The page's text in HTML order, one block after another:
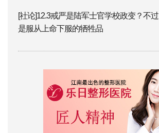
[社论]12.3戒严是陆军士官学校政变？不过
是服从上命下服的牺牲品